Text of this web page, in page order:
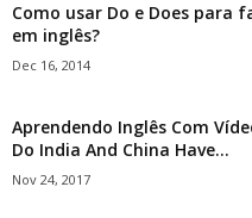
Como usar Do e Does para
em inglês?
Dec 16, 2014
Aprendendo Inglês Com
Do India And China Have...
Nov 24, 2017